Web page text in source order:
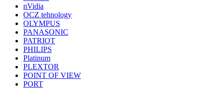
nVidia
OCZ tehnology
OLYMPUS
PANASONIC
PATRIOT
PHILIPS
Platinum
PLEXTOR
POINT OF VIEW
PORT